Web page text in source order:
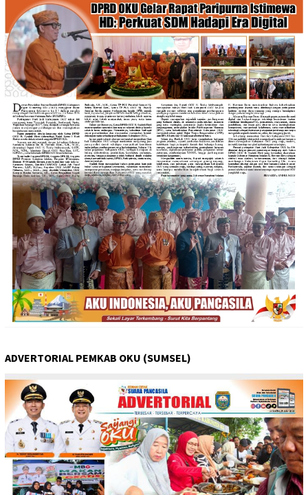
ADVERTORIAL PEMKAB OKU (SUMSEL)